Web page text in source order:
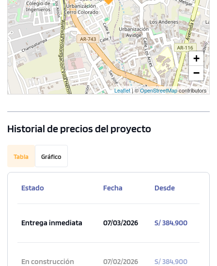
+
−
Leaflet| ©OpenStreetMapcontributors
Historial de precios del proyecto
Tabla Gráfico
Estado Fecha Desde
Entrega inmediata 07/03/2026 S/ 384,900
En construcción 07/02/2026 S/ 384,900